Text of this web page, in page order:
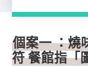
個案分享
個案一 ：燒
符 餐館指「